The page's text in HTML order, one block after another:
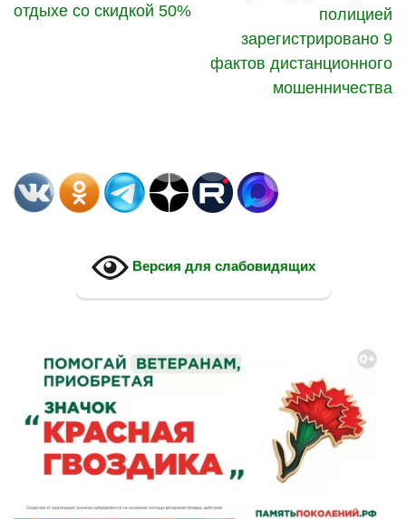
отдыхе со скидкой 50%
полицией
зарегистрировано 9
фактов дистанционного
мошенничества
Версия для слабовидящих